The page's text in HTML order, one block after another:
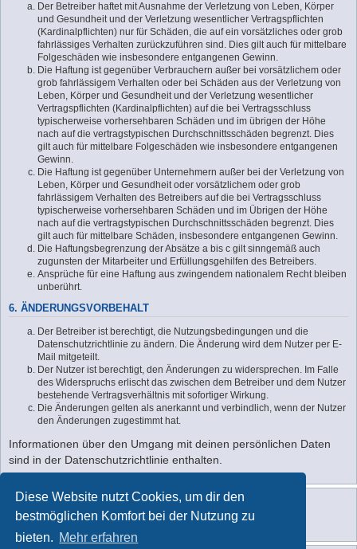
Diese Website nutzt Cookies, um dir den
bestmöglichen Komfort bei der Nutzung zu
bieten. Mehr erfahren
Der Betreiber haftet mit Ausnahme der Verletzung von Leben, Körper
und Gesundheit und der Verletzung wesentlicher Vertragspflichten
(Kardinalpflichten) nur für Schäden, die auf ein vorsätzliches oder grob
fahrlässiges Verhalten zurückzuführen sind. Dies gilt auch für mittelbare
Folgeschäden wie insbesondere entgangenen Gewinn.
Die Haftung ist gegenüber Verbrauchern außer bei vorsätzlichem oder
grob fahrlässigem Verhalten oder bei Schäden aus der Verletzung von
Leben, Körper und Gesundheit und der Verletzung wesentlicher
Vertragspflichten (Kardinalpflichten) auf die bei Vertragsschluss
typischerweise vorhersehbaren Schäden und im übrigen der Höhe
nach auf die vertragstypischen Durchschnittsschäden begrenzt. Dies
gilt auch für mittelbare Folgeschäden wie insbesondere entgangenen
Gewinn.
Die Haftung ist gegenüber Unternehmern außer bei der Verletzung von
Leben, Körper und Gesundheit oder vorsätzlichem oder grob
fahrlässigem Verhalten des Betreibers auf die bei Vertragsschluss
typischerweise vorhersehbaren Schäden und im Übrigen der Höhe
nach auf die vertragstypischen Durchschnittsschäden begrenzt. Dies
gilt auch für mittelbare Schäden, insbesondere entgangenen Gewinn.
Die Haftungsbegrenzung der Absätze a bis c gilt sinngemäß auch
zugunsten der Mitarbeiter und Erfüllungsgehilfen des Betreibers.
Ansprüche für eine Haftung aus zwingendem nationalem Recht bleiben
unberührt.
6. ÄNDERUNGSVORBEHALT
Der Betreiber ist berechtigt, die Nutzungsbedingungen und die
Datenschutzrichtlinie zu ändern. Die Änderung wird dem Nutzer per E-
Mail mitgeteilt.
Der Nutzer ist berechtigt, den Änderungen zu widersprechen. Im Falle
des Widerspruchs erlischt das zwischen dem Betreiber und dem Nutzer
bestehende Vertragsverhältnis mit sofortiger Wirkung.
Die Änderungen gelten als anerkannt und verbindlich, wenn der Nutzer
den Änderungen zugestimmt hat.
Informationen über den Umgang mit deinen persönlichen Daten
sind in der Datenschutzrichtlinie enthalten.